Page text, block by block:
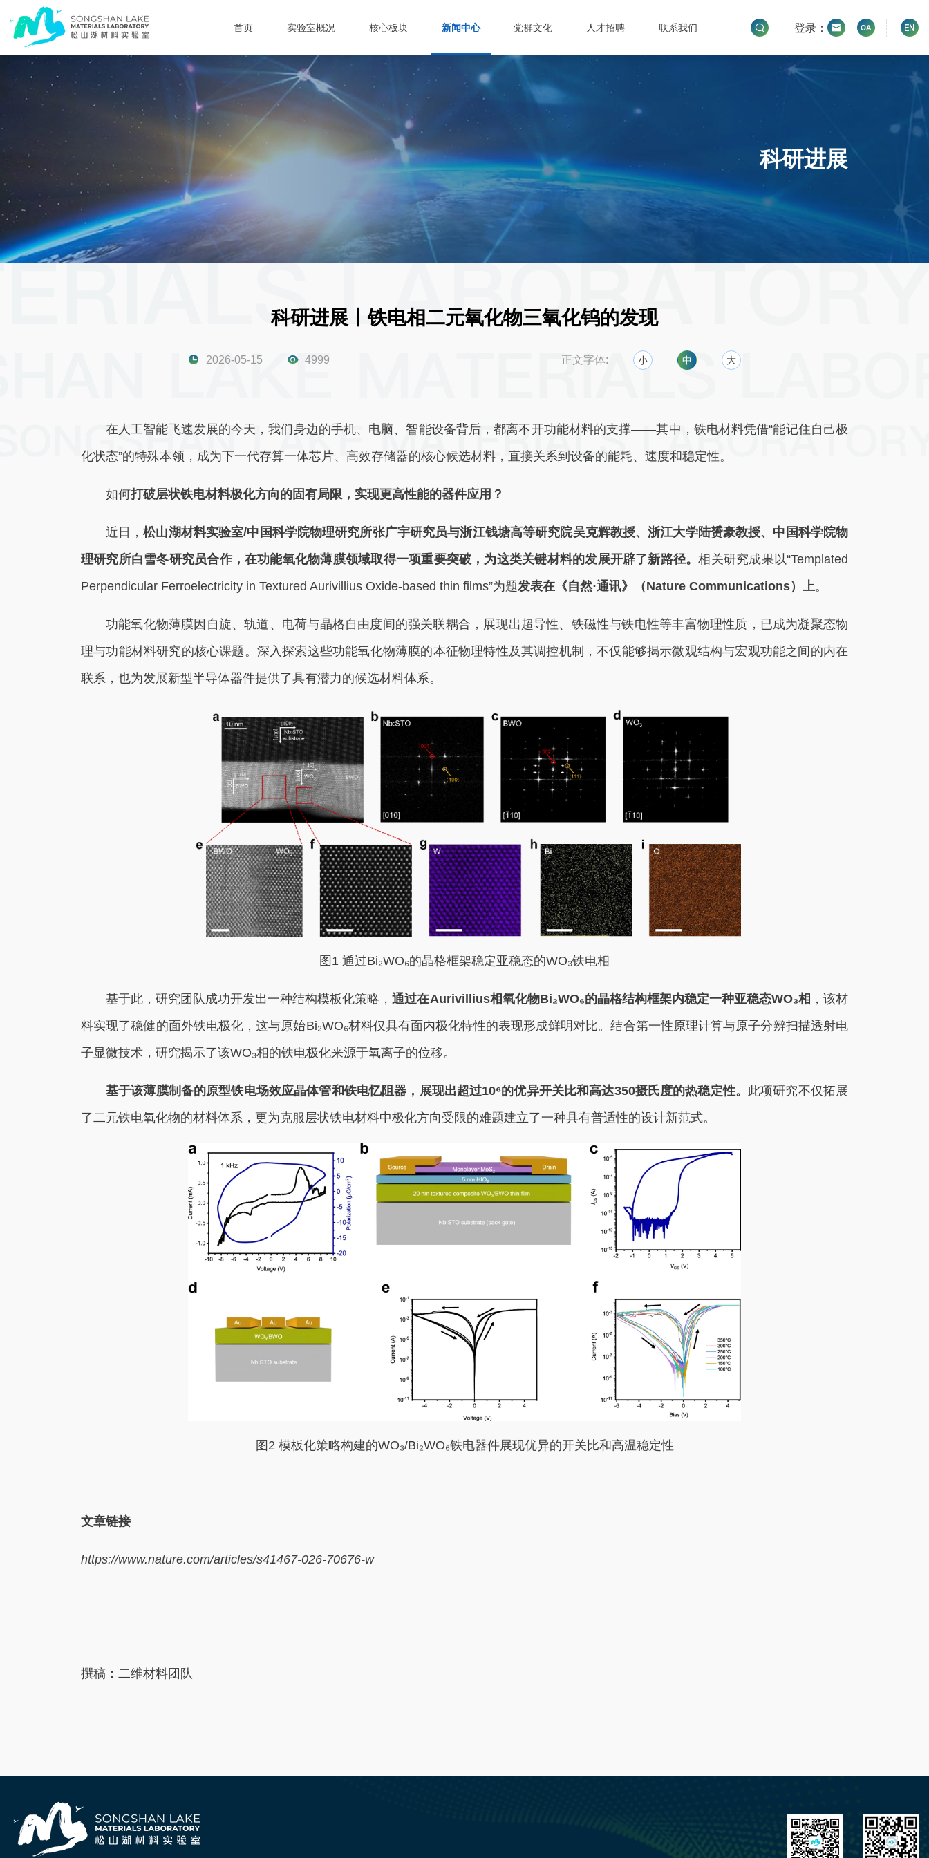
首页 实验室概况 核心板块 新闻中心 党群文化 人才招聘 联系我们 登录：
科研进展
科研进展丨铁电相二元氧化物三氧化钨的发现
2026-05-15 4999 正文字体: 小 中 大
在人工智能飞速发展的今天，我们身边的手机、电脑、智能设备背后，都离不开功能材料的支撑——其中，铁电材料凭借“能记住自己极
化状态”的特殊本领，成为下一代存算一体芯片、高效存储器的核心候选材料，直接关系到设备的能耗、速度和稳定性。
如何打破层状铁电材料极化方向的固有局限，实现更高性能的器件应用？
近日，松山湖材料实验室/中国科学院物理研究所张广宇研究员与浙江钱塘高等研究院吴克辉教授、浙江大学陆赟豪教授、中国科学院物
理研究所白雪冬研究员合作，在功能氧化物薄膜领域取得一项重要突破，为这类关键材料的发展开辟了新路径。相关研究成果以“Templated
Perpendicular Ferroelectricity in Textured Aurivillius Oxide-based thin films”为题发表在《自然·通讯》（Nature Communications）上。
功能氧化物薄膜因自旋、轨道、电荷与晶格自由度间的强关联耦合，展现出超导性、铁磁性与铁电性等丰富物理性质，已成为凝聚态物
理与功能材料研究的核心课题。深入探索这些功能氧化物薄膜的本征物理特性及其调控机制，不仅能够揭示微观结构与宏观功能之间的内在
联系，也为发展新型半导体器件提供了具有潜力的候选材料体系。
图1 通过Bi₂WO₆的晶格框架稳定亚稳态的WO₃铁电相
基于此，研究团队成功开发出一种结构模板化策略，通过在Aurivillius相氧化物Bi₂WO₆的晶格结构框架内稳定一种亚稳态WO₃相 ，该材
料实现了稳健的面外铁电极化，这与原始Bi₂WO₆材料仅具有面内极化特性的表现形成鲜明对比。结合第一性原理计算与原子分辨扫描透射电
子显微技术，研究揭示了该WO₃相的铁电极化来源于氧离子的位移。
基于该薄膜制备的原型铁电场效应晶体管和铁电忆阻器，展现出超过10⁶的优异开关比和高达350摄氏度的热稳定性。 此项研究不仅拓展
了二元铁电氧化物的材料体系，更为克服层状铁电材料中极化方向受限的难题建立了一种具有普适性的设计新范式。
图2 模板化策略构建的WO₃/Bi₂WO₆铁电器件展现优异的开关比和高温稳定性
文章链接
https://www.nature.com/articles/s41467-026-70676-w
撰稿：二维材料团队